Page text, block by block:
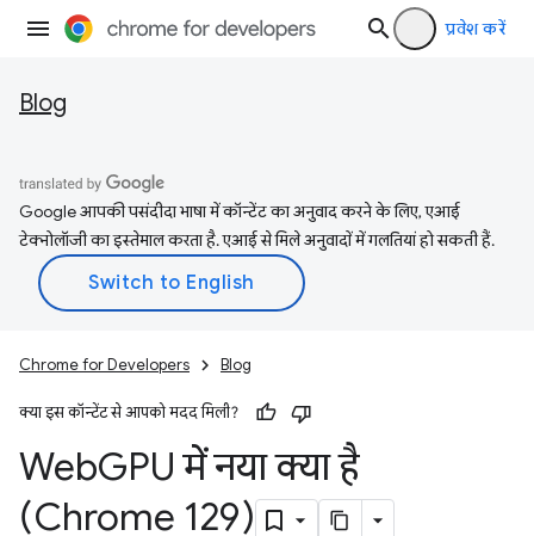
प्रवेश करें
Blog
Google आपकी पसंदीदा भाषा में कॉन्टेंट का अनुवाद करने के लिए, एआई
टेक्नोलॉजी का इस्तेमाल करता है. एआई से मिले अनुवादों में गलतियां हो सकती हैं.
Chrome for Developers Blog
क्या इस कॉन्टेंट से आपको मदद मिली?
WebGPU में नया क्या है
(Chrome 129)